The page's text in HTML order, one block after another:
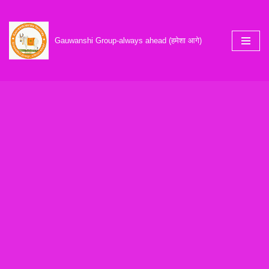
Skip
to
content
Gauwanshi Group-always ahead (हमेशा आगे)